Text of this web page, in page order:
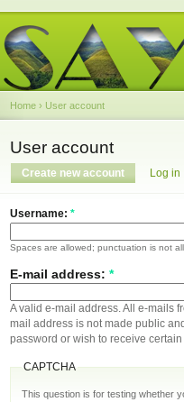
Home › User account
User account
Create new account Log in
Username: *
Spaces are allowed; punctuation is not
E-mail address: *
A valid e-mail address. All e-mails
mail address is not made public
password or wish to receive
CAPTCHA
This question is for testing whether